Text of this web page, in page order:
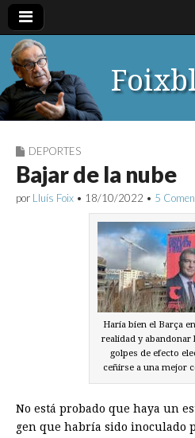
DEPORTES
Bajar de la nube
por Lluís Foix • 18/10/2022 • 5
Haría bien el Barça
realidad y abandonar
golpes de efecto
ceñirse a una mejor
No está probado que haya un
gen que habría sido inoculado